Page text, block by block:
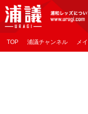
[浦議]浦和レッズについて議論する
TOP 浦議チャンネル メ